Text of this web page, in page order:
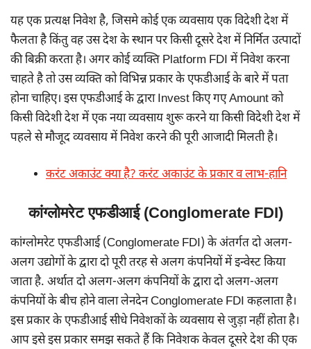
यह एक प्रत्यक्ष निवेश है, जिसमे कोई एक व्यवसाय एक विदेशी देश में
फैलता है किंतु वह उस देश के स्थान पर किसी दूसरे देश में निर्मित उत्पादों
की बिक्री करता है। अगर कोई व्यक्ति Platform FDI में निवेश करना
चाहते है तो उस व्यक्ति को विभिन्न प्रकार के एफडीआई के बारे में पता
होना चाहिए। इस एफडीआई के द्वारा Invest किए गए Amount को
किसी विदेशी देश में एक नया व्यवसाय शुरू करने या किसी विदेशी देश में
पहले से मौजूद व्यवसाय में निवेश करने की पूरी आजादी मिलती है।
करंट अकाउंट क्या है? करंट अकाउंट के प्रकार व लाभ-हानि
कांग्लोमरेट एफडीआई (Conglomerate FDI)
कांग्लोमरेट एफडीआई (Conglomerate FDI) के अंतर्गत दो अलग-
अलग उद्योगों के द्वारा दो पूरी तरह से अलग कंपनियों में इन्वेस्ट किया
जाता है. अर्थात दो अलग-अलग कंपनियों के द्वारा दो अलग-अलग
कंपनियों के बीच होने वाला लेनदेन Conglomerate FDI कहलाता है।
इस प्रकार के एफडीआई सीधे निवेशकों के व्यवसाय से जुड़ा नहीं होता है।
आप इसे इस प्रकार समझ सकते हैं कि निवेशक केवल दूसरे देश की एक